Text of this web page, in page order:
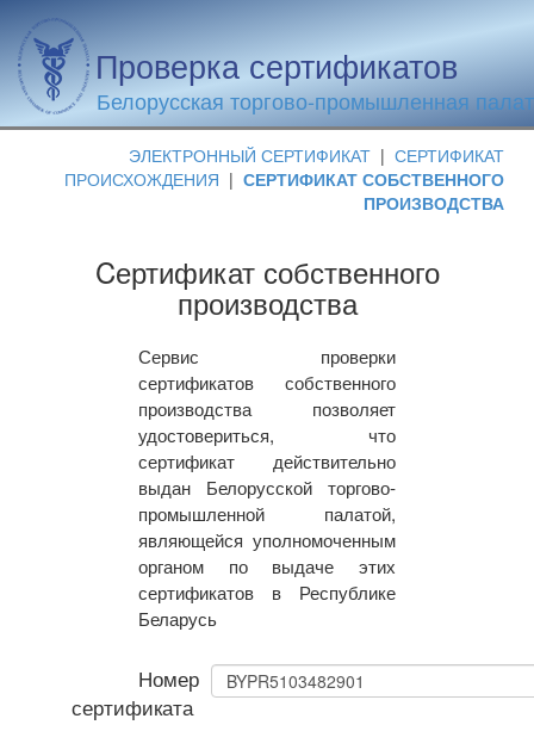
Проверка сертификатов
Белорусская торгово-промышленная
ЭЛЕКТРОННЫЙ СЕРТИФИКАТ | СЕРТИФИКАТ
ПРОИСХОЖДЕНИЯ | СЕРТИФИКАТ СОБСТВЕННОГО
ПРОИЗВОДСТВА
Cертификат собственного
производства
Сервис проверки
сертификатов собственного
производства позволяет
удостовериться, что
сертификат действительно
выдан Белорусской торгово-
промышленной палатой,
являющейся уполномоченным
органом по выдаче этих
сертификатов в Республике
Беларусь
Номер
сертификата